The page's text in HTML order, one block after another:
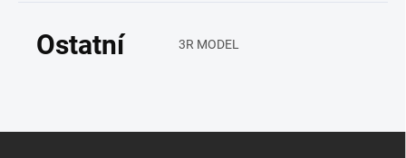
Ostatní 3R MODEL